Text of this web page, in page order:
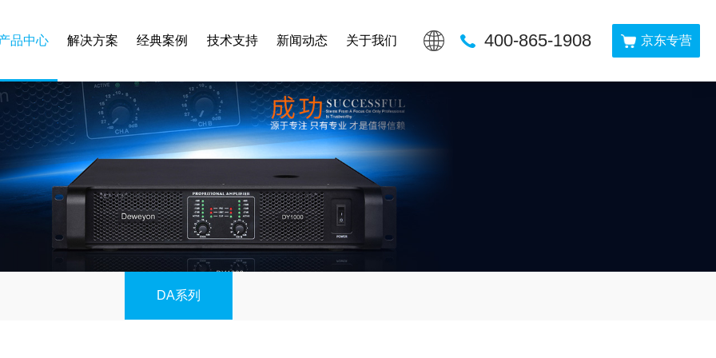
京东专营
400-865-1908
品中心 解决方案 经典案例 技术支持 新闻动态 关于我们
DA系列